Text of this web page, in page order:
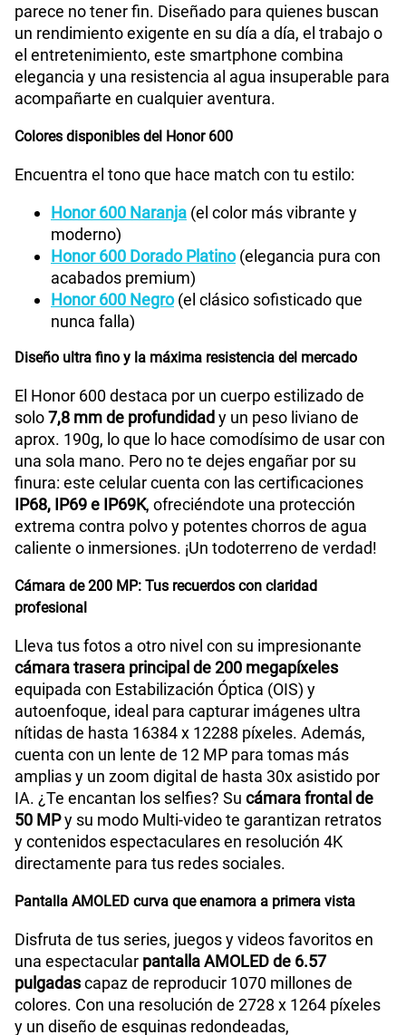
Paga solo
185GB en alta velocidad
S/ 189.90
200GBen alta velocidad
Ver menos planes
parece no tener fin. Diseñado para quienes buscan
un rendimiento exigente en su día a día, el trabajo o
el entretenimiento, este smartphone combina
elegancia y una resistencia al agua insuperable para
acompañarte en cualquier aventura.
Colores disponibles del Honor 600
Encuentra el tono que hace match con tu estilo:
Honor 600 Naranja (el color más vibrante y
moderno)
Honor 600 Dorado Platino(elegancia pura con
acabados premium)
Honor 600 Negro(el clásico sofisticado que
nunca falla)
Diseño ultra fino y la máxima resistencia del mercado
El Honor 600 destaca por un cuerpo estilizado de
solo7,8 mm de profundidady un peso liviano de
aprox. 190g, lo que lo hace comodísimo de usar con
una sola mano. Pero no te dejes engañar por su
finura: este celular cuenta con las certificaciones
IP68, IP69 e IP69K, ofreciéndote una protección
extrema contra polvo y potentes chorros de agua
caliente o inmersiones. ¡Un todoterreno de verdad!
Cámara de 200 MP: Tus recuerdos con claridad
profesional
Lleva tus fotos a otro nivel con su impresionante
cámara trasera principal de 200 megapíxeles
equipada con Estabilización Óptica (OIS) y
autoenfoque, ideal para capturar imágenes ultra
nítidas de hasta 16384 x 12288 píxeles. Además,
cuenta con un lente de 12 MP para tomas más
amplias y un zoom digital de hasta 30x asistido por
IA. ¿Te encantan los selfies? Su cámara frontal de
50 MPy su modo Multi-video te garantizan retratos
y contenidos espectaculares en resolución 4K
directamente para tus redes sociales.
Pantalla AMOLED curva que enamora a primera vista
Disfruta de tus series, juegos y videos favoritos en
una espectacular pantalla AMOLED de 6.57
pulgadascapaz de reproducir 1070 millones de
colores. Con una resolución de 2728 x 1264 píxeles
y un diseño de esquinas redondeadas,